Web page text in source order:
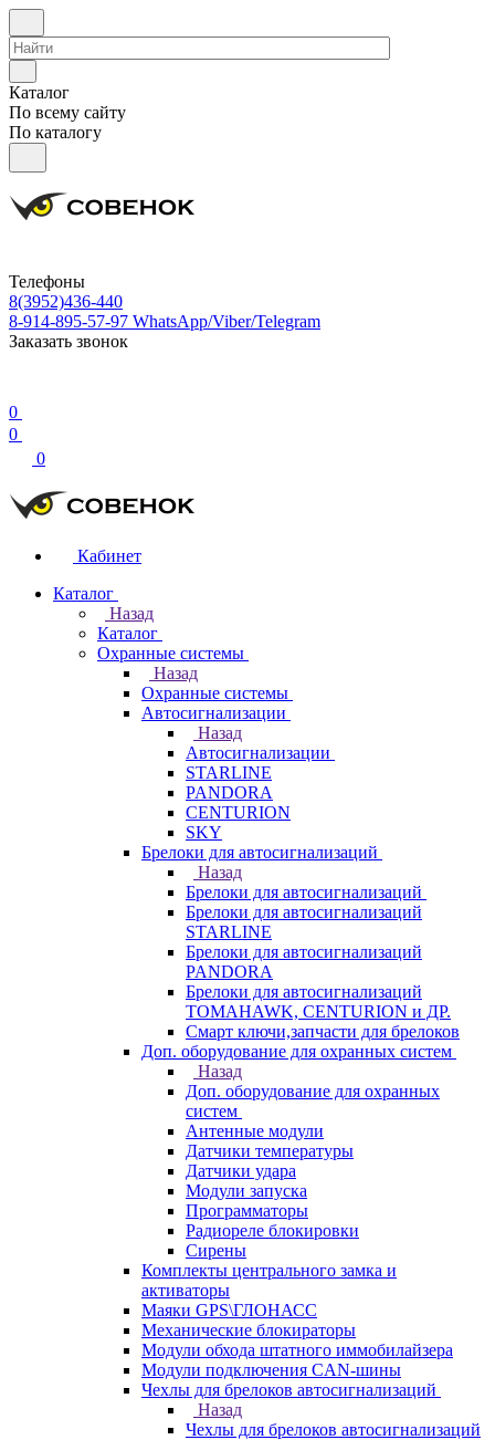
Каталог
По всему сайту
По каталогу
Телефоны
8(3952)436-440
8-914-895-57-97 WhatsApp/Viber/Telegram
Заказать звонок
0
0
0
Кабинет
Каталог
Назад
Каталог
Охранные системы
Назад
Охранные системы
Автосигнализации
Назад
Автосигнализации
STARLINE
PANDORA
CENTURION
SKY
Брелоки для автосигнализаций
Назад
Брелоки для автосигнализаций
Брелоки для автосигнализаций
STARLINE
Брелоки для автосигнализаций
PANDORA
Брелоки для автосигнализаций
TOMAHAWK, CENTURION и ДР.
Смарт ключи,запчасти для брелоков
Доп. оборудование для охранных систем
Назад
Доп. оборудование для охранных
систем
Антенные модули
Датчики температуры
Датчики удара
Модули запуска
Программаторы
Радиореле блокировки
Сирены
Комплекты центрального замка и
активаторы
Маяки GPS\ГЛОНАСС
Механические блокираторы
Модули обхода штатного иммобилайзера
Модули подключения CAN-шины
Чехлы для брелоков автосигнализаций
Назад
Чехлы для брелоков автосигнализаций